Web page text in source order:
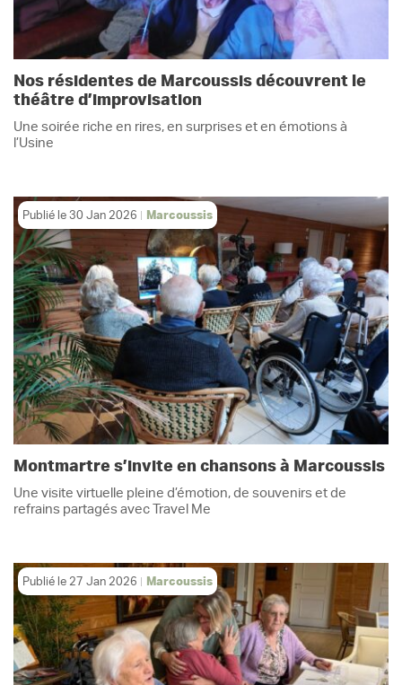
Nos résidentes de Marcoussis découvrent le
théâtre d’improvisation
Une soirée riche en rires, en surprises et en émotions à
l’Usine
Publié le 30 Jan 2026 Marcoussis
Montmartre s’invite en chansons à Marcoussis
Une visite virtuelle pleine d’émotion, de souvenirs et de
refrains partagés avec Travel Me
Publié le 27 Jan 2026 Marcoussis